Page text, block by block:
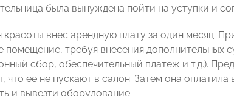
была вынуждена пойти на уступки и
красоты внес арендную плату за один месяц.
помещение, требуя внесения дополнительных
сбор, обеспечительный платеж и т.д.).
что ее не пускают в салон. Затем она
и вывезти оборудование.